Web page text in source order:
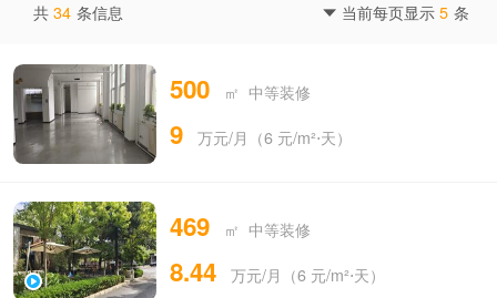
共 34 条信息  当前每页显示 5 条
500 ㎡ 中等装修
9 万元/月（6 元/m²⋅天）
469 ㎡ 中等装修
8.44 万元/月（6 元/m²⋅天）